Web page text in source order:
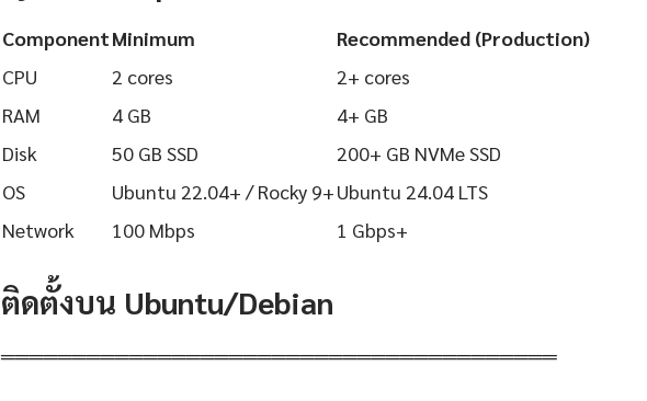
ComponentMinimum
Recommended (Production)
CPU
2 cores
2+ cores
RAM
4 GB
4+ GB
Disk
50 GB SSD
200+ GB NVMe SSD
OS
Ubuntu 22.04+ / Rocky 9+Ubuntu 24.04 LTS
Network
100 Mbps 1 Gbps+
ติดตั้งบน Ubuntu/Debian
═══════════════════════════════════════